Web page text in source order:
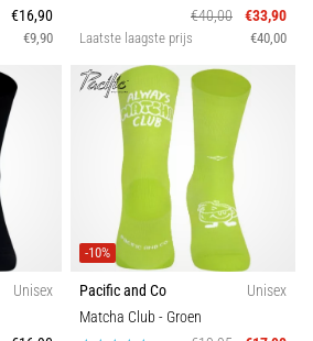
€16,90
€9,90
€40,00
€33,90
Laatste laagste prijs €40,00
Unisex
-10%
Pacific and Co
Unisex
Matcha Club - Groen